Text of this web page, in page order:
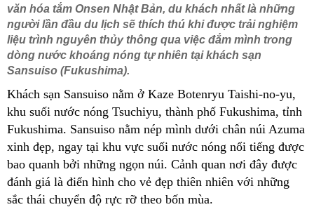
văn hóa tắm Onsen Nhật Bản, du khách nhất là những
người lần đầu du lịch sẽ thích thú khi được trải nghiệm
liệu trình nguyên thủy thông qua việc đắm mình trong
dòng nước khoáng nóng tự nhiên tại khách sạn
Sansuiso (Fukushima).
Khách sạn Sansuiso nằm ở Kaze Botenryu Taishi-no-yu,
khu suối nước nóng Tsuchiyu, thành phố Fukushima, tỉnh
Fukushima. Sansuiso nằm nép mình dưới chân núi Azuma
xinh đẹp, ngay tại khu vực suối nước nóng nổi tiếng được
bao quanh bởi những ngọn núi. Cảnh quan nơi đây được
đánh giá là điển hình cho vẻ đẹp thiên nhiên với những
sắc thái chuyển độ rực rỡ theo bốn mùa.